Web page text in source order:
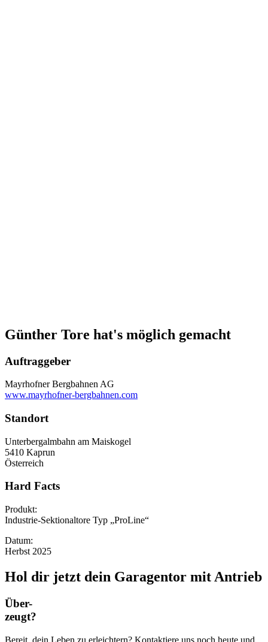
Günther Tore hat's möglich gemacht
Auftraggeber
Mayrhofner Bergbahnen AG
www.mayrhofner-bergbahnen.com
Standort
Unterbergalmbahn am Maiskogel
5410 Kaprun
Österreich
Hard Facts
Produkt:
Industrie-Sektionaltore Typ „ProLine“
Datum:
Herbst 2025
Hol dir jetzt dein Garagentor mit Antrieb
Über-
zeugt?
Bereit, dein Leben zu erleichtern? Kontaktiere uns noch heute und